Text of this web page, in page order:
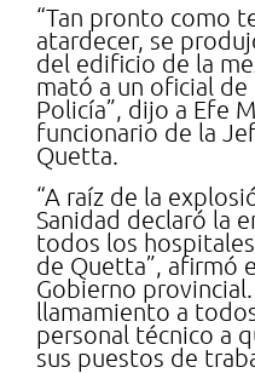
“Tan pronto como
atardecer, se
del edificio de la
mató a un oficial
Policía”, dijo a Efe
funcionario de la
Quetta.
“A raíz de la
Sanidad declaró la
todos los
de Quetta”, afirmó
Gobierno
llamamiento a
personal técnico a
sus puestos de